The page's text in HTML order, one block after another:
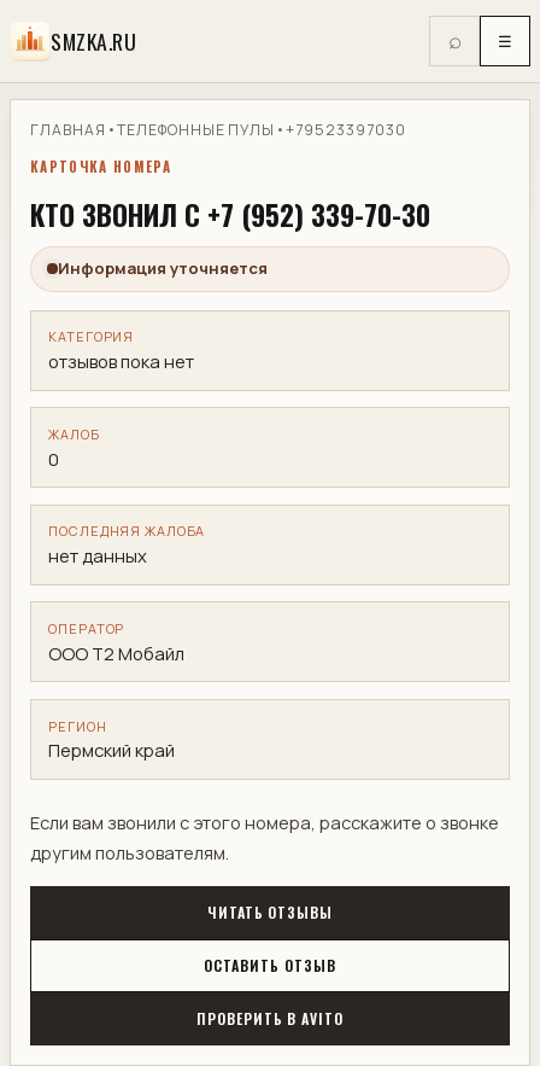
SMZKA.RU ⌕ ☰
ГЛАВНАЯ •ТЕЛЕФОННЫЕ ПУЛЫ •+79523397030
КАРТОЧКА НОМЕРА
КТО ЗВОНИЛ С +7 (952) 339-70-30
Информация уточняется
КАТЕГОРИЯ
отзывов пока нет
ЖАЛОБ
0
ПОСЛЕДНЯЯ ЖАЛОБА
нет данных
ОПЕРАТОР
ООО Т2 Мобайл
РЕГИОН
Пермский край
Если вам звонили с этого номера, расскажите о звонке
другим пользователям.
ЧИТАТЬ ОТЗЫВЫ
ОСТАВИТЬ ОТЗЫВ
ПРОВЕРИТЬ В AVITO